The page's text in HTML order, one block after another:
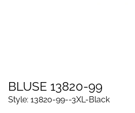
BLUSE 13820-99
Style: 13820-99--3XL-Black